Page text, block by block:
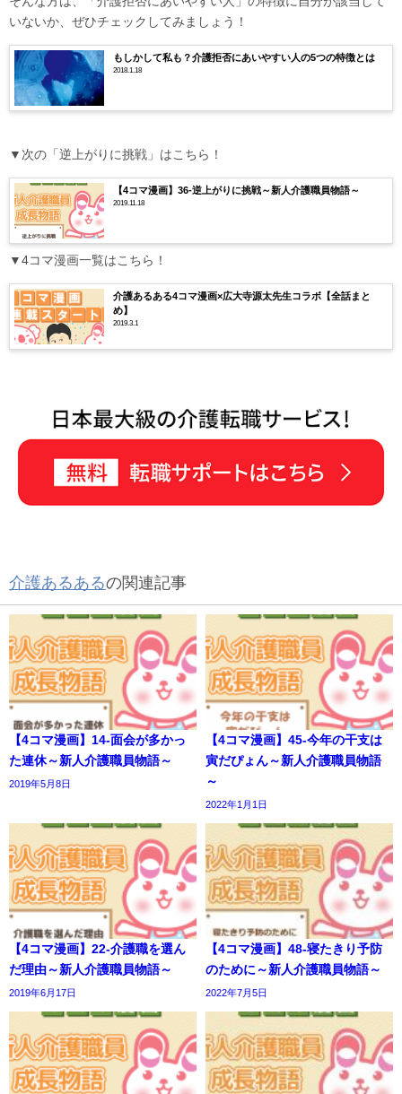
いないか、ぜひチェックしてみましょう！
もしかして私も？介護拒否にあいやすい人の5つの特徴とは
2018.1.18
▼次の「逆上がりに挑戦」はこちら！
【4コマ漫画】36-逆上がりに挑戦～新人介護職員物語～
2019.11.18
▼4コマ漫画一覧はこちら！
介護あるある4コマ漫画×広大寺源太先生コラボ【全話まと
め】
2019.3.1
介護あるあるの関連記事
【4コマ漫画】14-面会が多かっ
た連休～新人介護職員物語～
2019年5月8日
【4コマ漫画】45-今年の干支は
寅だぴょん～新人介護職員物語
～
2022年1月1日
【4コマ漫画】22-介護職を選ん
だ理由～新人介護職員物語～
2019年6月17日
【4コマ漫画】48-寝たきり予防
のために～新人介護職員物語～
2022年7月5日